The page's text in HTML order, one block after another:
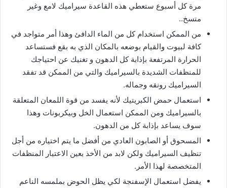
مرة كل أسبوع ستعطي هذه القاعدة سيراميك لامع وغير
متسخ..
من الممكن استخدام كل من الماء الدافئ وهذا أمر متواجد في
كافة لبيوت والقيام بوضعه بالمكان الذي به بقع فستساعد
الحرارة المرتفعة بإذابة كل الدهون و تغنيك عن احتياجك
للمنظفات الشديدة بالسيراميك والتي من الممكن قد تفقد
السيراميك رونقه وجماله.
استعمال حمض الكبريتيك لأنه يفسد من قوة اللمعان المتعلقة
بالسيراميك ومن الممكن استعمال الخل وبيكربونات وهذا
سوف يساعد بإذابة كل من الدهون.
المسحوق أو الصابون العادي من أفضل ما يتم اختياره من أجل
تنظيف السيراميك ولكن لابد من الأخذ بعين الاعتبار المنظفات
المتخصصة لهذا الأمر.
يفضل استعمال الإسفنجة لكي يظل الحوض بملمسه الناعم